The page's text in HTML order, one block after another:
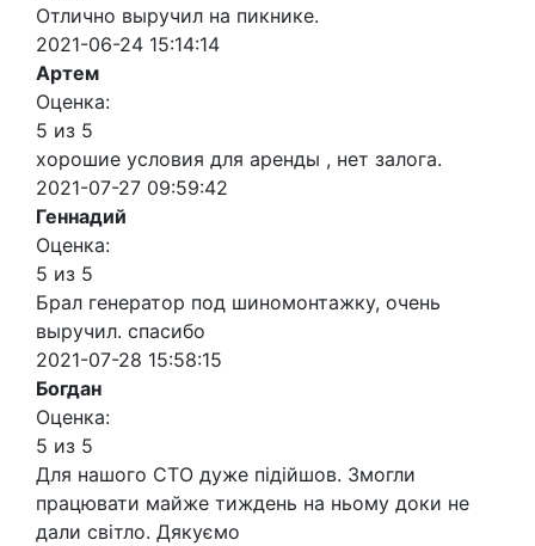
Отлично выручил на пикнике.
2021-06-24 15:14:14
Артем
Оценка:
5 из 5
хорошие условия для аренды , нет залога.
2021-07-27 09:59:42
Геннадий
Оценка:
5 из 5
Брал генератор под шиномонтажку, очень
выручил. спасибо
2021-07-28 15:58:15
Богдан
Оценка:
5 из 5
Для нашого СТО дуже підійшов. Змогли
працювати майже тиждень на ньому доки не
дали світло. Дякуємо